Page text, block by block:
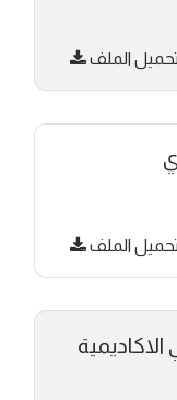
تحميل الملف
تحميل الملف